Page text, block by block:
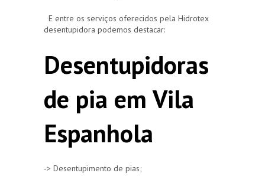
E entre os serviços oferecidos pela Hidrotex
desentupidora podemos destacar:
Desentupidoras
de pia em Vila
Espanhola
-> Desentupimento de pias;